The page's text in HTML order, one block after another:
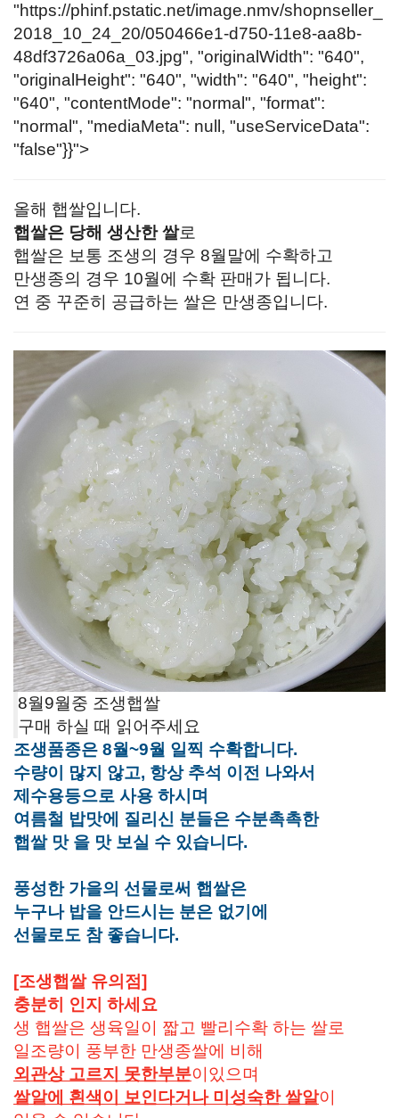
"https://phinf.pstatic.net/image.nmv/shopnseller_
2018_10_24_20/050466e1-d750-11e8-aa8b-
48df3726a06a_03.jpg", "originalWidth": "640",
"originalHeight": "640", "width": "640", "height":
"640", "contentMode": "normal", "format":
"normal", "mediaMeta": null, "useServiceData":
"false"}}">
올해 햅쌀입니다.
햅쌀은 당해 생산한 쌀로
햅쌀은 보통 조생의 경우 8월말에 수확하고
만생종의 경우 10월에 수확 판매가 됩니다.
연 중 꾸준히 공급하는 쌀은 만생종입니다.
8월9월중 조생햅쌀
구매 하실 때 읽어주세요
조생품종은 8월~9월 일찍 수확합니다.
수량이 많지 않고, 항상 추석 이전 나와서
제수용등으로 사용 하시며
여름철 밥맛에 질리신 분들은 수분촉촉한
햅쌀 맛 을 맛 보실 수 있습니다.
풍성한 가을의 선물로써 햅쌀은
누구나 밥을 안드시는 분은 없기에
선물로도 참 좋습니다.
[조생햅쌀 유의점]
충분히 인지 하세요
생 햅쌀은 생육일이 짧고 빨리수확 하는 쌀로
일조량이 풍부한 만생종쌀에 비해
외관상 고르지 못한부분이있으며
쌀알에 흰색이 보인다거나 미성숙한 쌀알이